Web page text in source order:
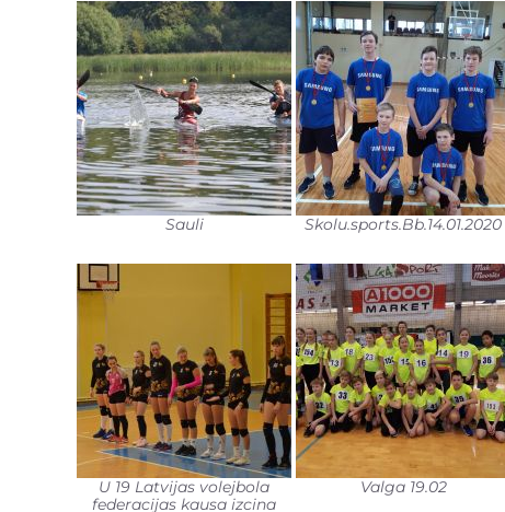
Sauli Skolu.sports.Bb.14.01.2020
U 19 Latvijas volejbola
federacijas kausa izcina
Valga 19.02